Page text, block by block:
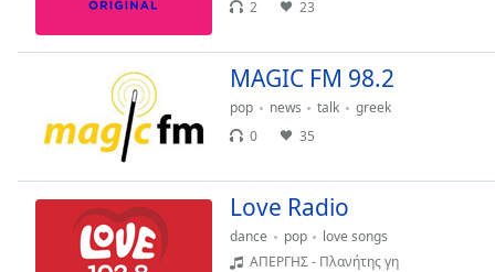
2
23
MAGIC FM 98.2
pop news talk
greek
0
35
Love Radio
dance pop
love songs
ΑΠΕΡΓΗΣ - Πλανήτης γη